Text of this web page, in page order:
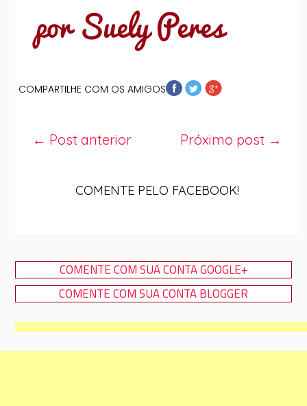
COMPARTILHE COM OS AMIGOS
Próximo post →
← Post anterior
COMENTE PELO FACEBOOK!
COMENTE COM SUA CONTA GOOGLE+
COMENTE COM SUA CONTA BLOGGER